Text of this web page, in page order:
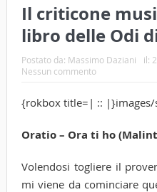
Il criticone
libro delle Odi
Postato da: Massimo Daziani il:
Nessun commento
{rokbox title=| ::
Oratio – Ora ti ho
Volendosi togliere il
mi viene da cominciare